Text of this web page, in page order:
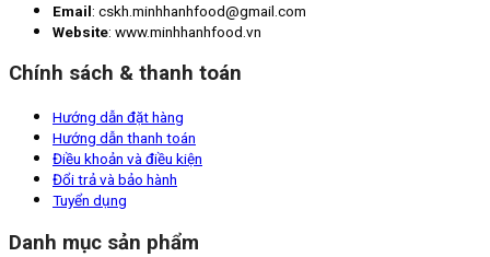
Email: cskh.minhhanhfood@gmail.com
Website: www.minhhanhfood.vn
Chính sách & thanh toán
Hướng dẫn đặt hàng
Hướng dẫn thanh toán
Điều khoản và điều kiện
Đổi trả và bảo hành
Tuyển dụng
Danh mục sản phẩm